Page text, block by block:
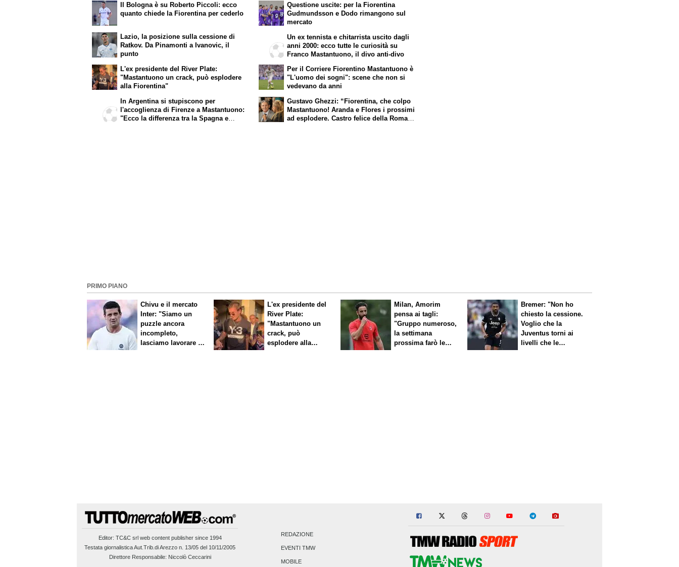
Il Bologna è su Roberto Piccoli: ecco
quanto chiede la Fiorentina per cederlo
Lazio, la posizione sulla cessione di
Ratkov. Da Pinamonti a Ivanovic, il
punto
Questione uscite: per la Fiorentina
Gudmundsson e Dodo rimangono sul
mercato
Un ex tennista e chitarrista uscito dagli
anni 2000: ecco tutte le curiosità su
Franco Mastantuono, il divo anti-divo
L'ex presidente del River Plate:
"Mastantuono un crack, può esplodere
alla Fiorentina"
In Argentina si stupiscono per
l'accoglienza di Firenze a Mastantuono:
"Ecco la differenza tra la Spagna e
Per il Corriere Fiorentino Mastantuono è
"L'uomo dei sogni": scene che non si
vedevano da anni
Gustavo Ghezzi: “Fiorentina, che colpo
Mastantuono! Aranda e Flores i prossimi
ad esplodere. Castro felice della Roma e
PRIMO PIANO
Chivu e il mercato
Inter: "Siamo un
puzzle ancora
incompleto,
lasciamo lavorare i
L'ex presidente del
River Plate:
"Mastantuono un
crack, può
esplodere alla
Milan, Amorim
pensa ai tagli:
"Gruppo numeroso,
la settimana
prossima farò le
Bremer: "Non ho
chiesto la cessione.
Voglio che la
Juventus torni ai
livelli che le
Editor: TC&C srlweb content publisher since 1994
Testata giornalistica Aut.Trib.di Arezzo n. 13/05 del 10/11/2005
Direttore Responsabile: Niccolò Ceccarini
REDAZIONE
EVENTI TMW
MOBILE